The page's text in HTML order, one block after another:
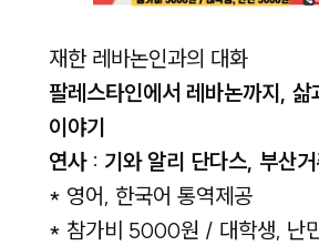
재한 레바논인과의 대화
팔레스타인에서 레바논까지, 삶
이야기
연사 : 기와 알리 단다스, 부산
* 영어, 한국어 통역제공
* 참가비 5000원 / 대학생, 난